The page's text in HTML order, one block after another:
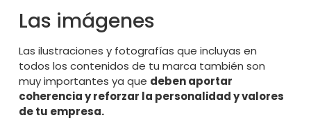
Las imágenes
Las ilustraciones y fotografías que incluyas en
todos los contenidos de tu marca también son
muy importantes ya que deben aportar
coherencia y reforzar la personalidad y valores
de tu empresa.